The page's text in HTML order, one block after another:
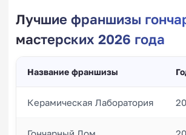
Лучшие франшизы
мастерских 2026 года
Название франшизы
Керамическая Лаборатория